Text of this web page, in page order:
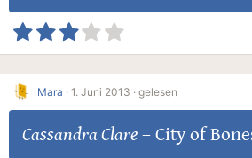
Mara · 1. Juni 2013 · gelesen
Cassandra Clare– City of